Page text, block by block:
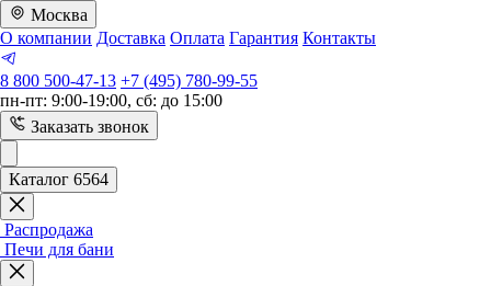
Москва
О компании Доставка Оплата Гарантия Контакты
8 800 500-47-13 +7 (495) 780-99-55
пн-пт: 9:00-19:00, сб: до 15:00
Заказать звонок
Каталог 6564
Распродажа
Печи для бани